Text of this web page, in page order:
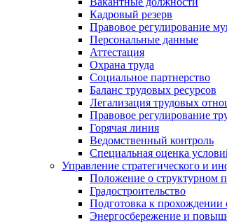
Кадровый резерв
Правовое регулирование
Персональные данные
Аттестация
Охрана труда
Социальное партнерство
Баланс трудовых ресурсов
Легализация трудовых
Правовое регулирование
Горячая линия
Ведомственный контроль
Специальная оценка
Управление стратегического и
Положение о структурном
Градостроительство
Подготовка к
Энергосбережение и